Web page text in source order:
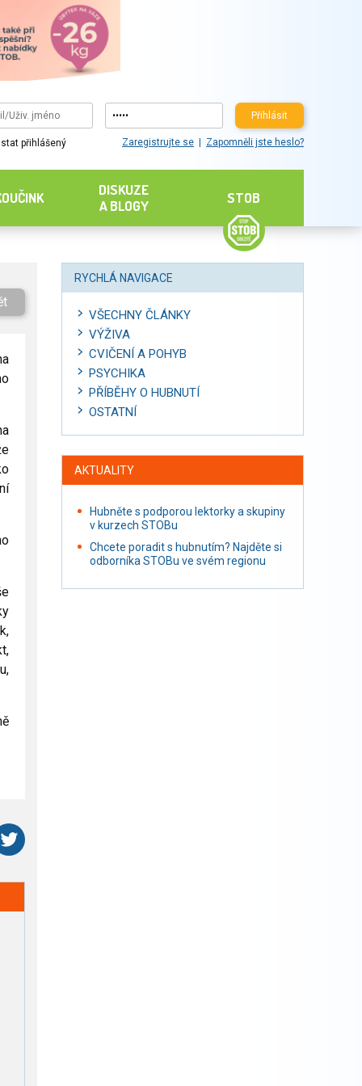
Přihlásit
přihlášený Zaregistrujte se Zapomněli jste heslo?
DISKUZE
A BLOGY
STOB
RYCHLÁ NAVIGACE
VŠECHNY ČLÁNKY
VÝŽIVA
CVIČENÍ A POHYB
PSYCHIKA
PŘÍBĚHY O HUBNUTÍ
OSTATNÍ
AKTUALITY
Hubněte s podporou lektorky a skupiny
v kurzech STOBu
Chcete poradit s hubnutím? Najděte si
odborníka STOBu ve svém regionu